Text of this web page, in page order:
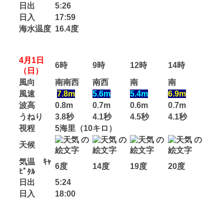
日出
5:26
日入
17:59
海水温度 16.4度
4月1日
（日）
6時 9時 12時
14時
風向
南南西 南西 南
南
風速
7.8m 5.6m 5.4m
6.9m
波高
0.8m 0.7m 0.6m
0.7m
うねり
3.8秒 4.1秒 4.5秒
4.1秒
視程
5海里（10キロ）
天候
気温 ｷｬ
ﾋﾟﾀﾙ
6度 14度 19度
20度
日出
5:24
日入
18:00